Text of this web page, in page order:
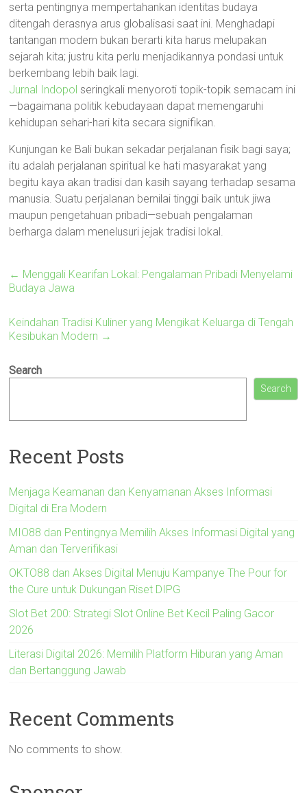
serta pentingnya mempertahankan identitas budaya
ditengah derasnya arus globalisasi saat ini. Menghadapi
tantangan modern bukan berarti kita harus melupakan
sejarah kita; justru kita perlu menjadikannya pondasi untuk
berkembang lebih baik lagi.
Jurnal Indopol seringkali menyoroti topik-topik semacam ini
—bagaimana politik kebudayaan dapat memengaruhi
kehidupan sehari-hari kita secara signifikan.
Kunjungan ke Bali bukan sekadar perjalanan fisik bagi saya;
itu adalah perjalanan spiritual ke hati masyarakat yang
begitu kaya akan tradisi dan kasih sayang terhadap sesama
manusia. Suatu perjalanan bernilai tinggi baik untuk jiwa
maupun pengetahuan pribadi—sebuah pengalaman
berharga dalam menelusuri jejak tradisi lokal.
← Menggali Kearifan Lokal: Pengalaman Pribadi Menyelami
Budaya Jawa
Keindahan Tradisi Kuliner yang Mengikat Keluarga di Tengah
Kesibukan Modern →
Search
Search
Recent Posts
Menjaga Keamanan dan Kenyamanan Akses Informasi
Digital di Era Modern
MIO88 dan Pentingnya Memilih Akses Informasi Digital yang
Aman dan Terverifikasi
OKTO88 dan Akses Digital Menuju Kampanye The Pour for
the Cure untuk Dukungan Riset DIPG
Slot Bet 200: Strategi Slot Online Bet Kecil Paling Gacor
2026
Literasi Digital 2026: Memilih Platform Hiburan yang Aman
dan Bertanggung Jawab
Recent Comments
No comments to show.